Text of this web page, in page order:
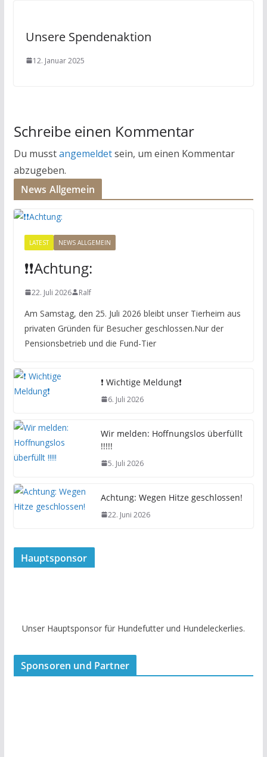
Unsere Spendenaktion
12. Januar 2025
Schreibe einen Kommentar
Du musstangemeldetsein, um einen Kommentar
abzugeben.
News Allgemein
LATEST NEWS ALLGEMEIN
❗️❗️Achtung:
22. Juli 2026 Ralf
Am Samstag, den 25. Juli 2026 bleibt unser Tierheim aus
privaten Gründen für Besucher geschlossen.Nur der
Pensionsbetrieb und die Fund-Tier
❗️ Wichtige Meldung❗️
6. Juli 2026
Wir melden: Hoffnungslos überfüllt
!!!!!
5. Juli 2026
Achtung: Wegen Hitze geschlossen!
22. Juni 2026
Hauptsponsor
Unser Hauptsponsor für Hundefutter und Hundeleckerlies.
Sponsoren und Partner